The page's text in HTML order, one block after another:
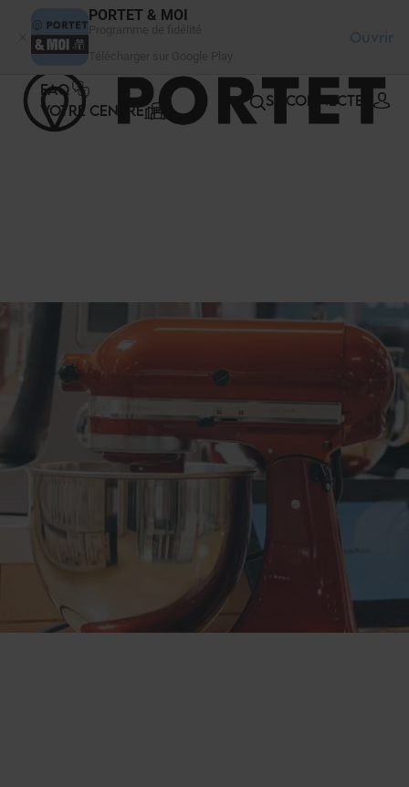
PORTET & MOI
Ouvrir
FAQ
VOTRE CENTRE
SE CONNECTER
Panneau de gestion des cookies